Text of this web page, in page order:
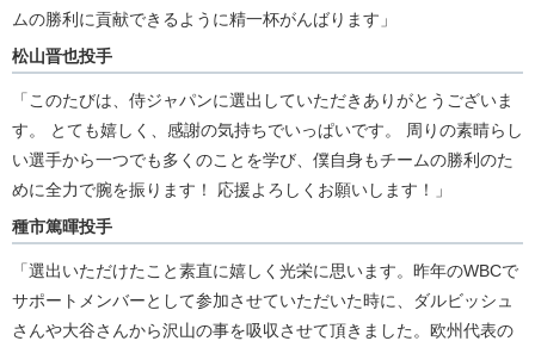
ムの勝利に貢献できるように精一杯がんばります」
松山晋也投手
「このたびは、侍ジャパンに選出していただきありがとうございま
す。 とても嬉しく、感謝の気持ちでいっぱいです。 周りの素晴らし
い選手から一つでも多くのことを学び、僕自身もチームの勝利のた
めに全力で腕を振ります！ 応援よろしくお願いします！」
種市篤暉投手
「選出いただけたこと素直に嬉しく光栄に思います。昨年のWBCで
サポートメンバーとして参加させていただいた時に、ダルビッシュ
さんや大谷さんから沢山の事を吸収させて頂きました。欧州代表の